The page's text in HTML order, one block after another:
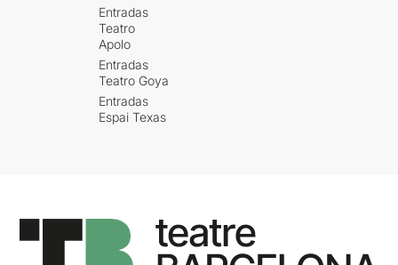
Entradas
Teatro
Apolo
Entradas
Teatro Goya
Entradas
Espai Texas